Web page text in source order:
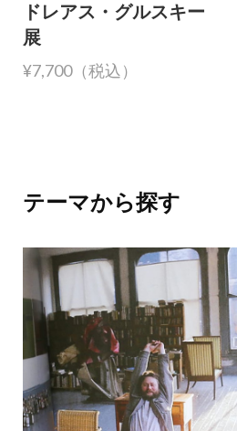
ドレアス・グルスキー
展
¥7,700（税込）
テーマから探す